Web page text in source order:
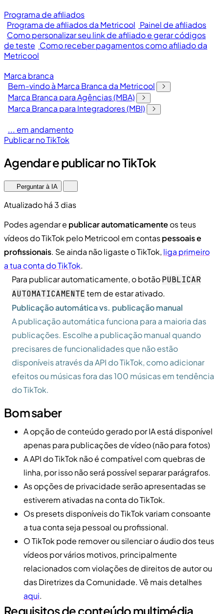
Programa de afiliados
Programa de afiliados da Metricool Painel de afiliados
Como personalizar seu link de afiliado e gerar códigos
de teste Como receber pagamentos como afiliado da
Metricool
Marca branca
Bem-vindo à Marca Branca da Metricool
Marca Branca para Agências (MBA)
Marca Branca para Integradores (MBI)
... em andamento
Publicar no TikTok
Agendar e publicar no TikTok
Perguntar à IA
Atualizado há 3 dias
Podes agendar e publicar automaticamente os teus
vídeos do TikTok pelo Metricool em contaspessoais e
profissionais. Se ainda não ligaste o TikTok, liga primeiro
a tua conta do TikTok.
Para publicar automaticamente, o botãoPUBLICAR
AUTOMATICAMENTEtem de estar ativado.
Publicação automática vs. publicação manual
A publicação automática funciona para a maioria das
publicações. Escolhe a publicação manual quando
precisares de funcionalidades que não estão
disponíveis através da API do TikTok, como adicionar
efeitos ou músicas fora das 100 músicas em tendência
do TikTok.
Bom saber
A opção de conteúdo gerado por IA está disponível
apenas para publicações de vídeo (não para fotos)
A API do TikTok não é compatível com quebras de
linha, por isso não será possível separar parágrafos.
As opções de privacidade serão apresentadas se
estiverem ativadas na conta do TikTok.
Os presets disponíveis do TikTok variam consoante
a tua conta seja pessoal ou profissional.
O TikTok pode remover ou silenciar o áudio dos teus
vídeos por vários motivos, principalmente
relacionados com violações de direitos de autor ou
das Diretrizes da Comunidade. Vê mais detalhes
aqui.
Requisitos de conteúdo multimédia